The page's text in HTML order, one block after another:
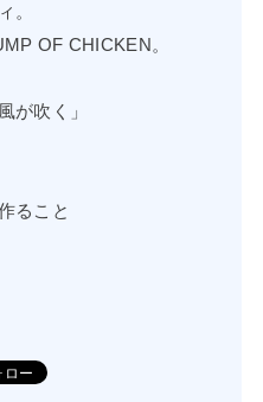
。
OF CHICKEN。
が吹く」
ること